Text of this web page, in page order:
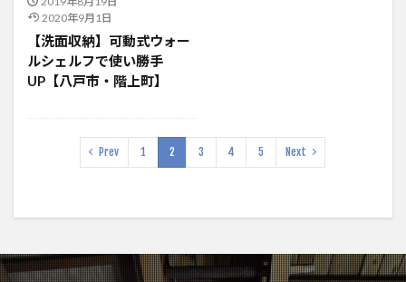
2020年9月1日
【洗面収納】可動式ウォー
ルシェルフで使い勝手
UP【八戸市・階上町】
Prev 1 2 3 4 5 Next